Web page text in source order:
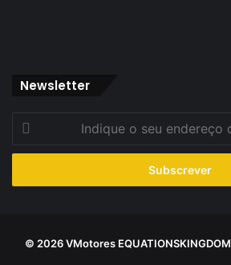
Newsletter
seu
de
© 2026 VMotores EQUATIONSKINGDOM